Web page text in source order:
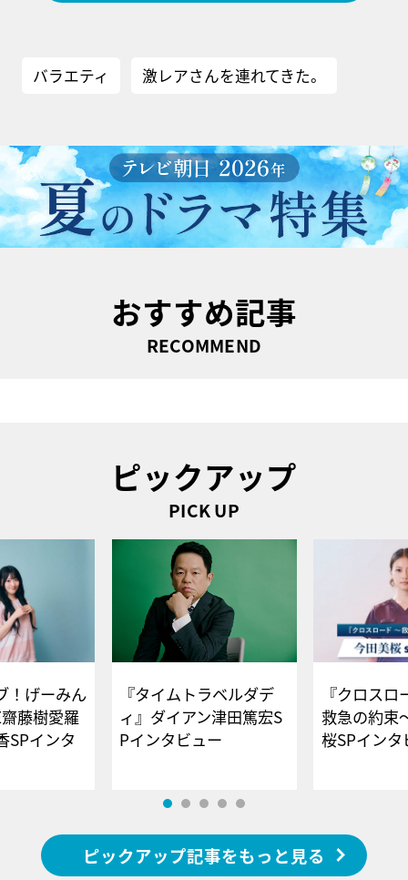
バラエティ 激レアさんを連れてきた。
おすすめ記事
RECOMMEND
ピックアップ
PICK UP
！げーみん
藤樹愛羅
SPインタ
『タイムトラベルダデ
ィ』ダイアン津田篤宏S
Pインタビュー
『クロス
救急の約束
桜SPイ
ピックアップ記事をもっと見る